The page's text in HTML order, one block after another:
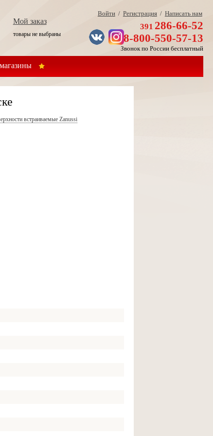
Мой заказ
товары не выбраны
Войти/ Регистрация/ Написать нам
391 286-66-52
8-800-550-57-13
Звонок по России бесплатный
встраиваемые Zanussi